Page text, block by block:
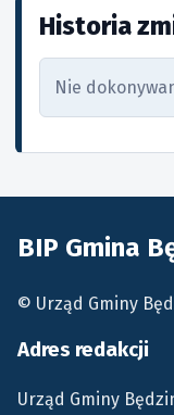
Historia
Nie
BIP Gmina
© Urząd Gminy
Adres redakcji
Urząd Gminy